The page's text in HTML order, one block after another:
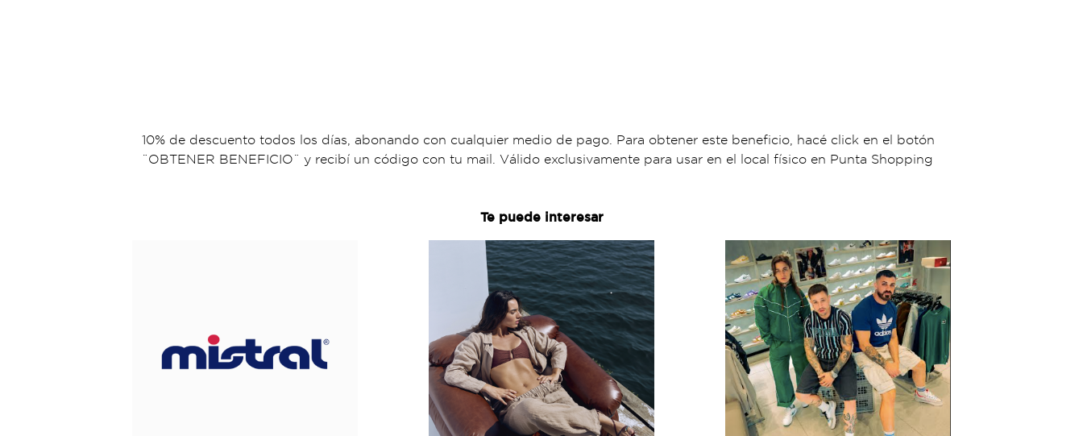
10% de descuento todos los días, abonando con cualquier medio de pago. Para obtener este beneficio, hacé click en el botón
¨OBTENER BENEFICIO¨ y recibí un código con tu mail. Válido exclusivamente para usar en el local físico en Punta Shopping
Te puede interesar